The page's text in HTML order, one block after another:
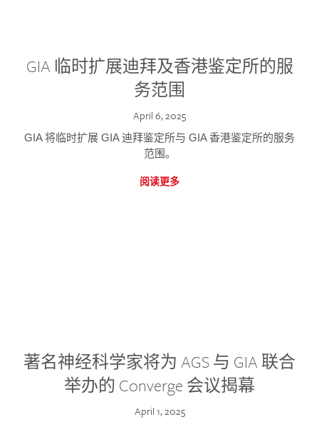
GIA 临时扩展迪拜及香港鉴定所的服
务范围
April 6, 2025
GIA 将临时扩展 GIA 迪拜鉴定所与 GIA 香港鉴定所的服务
范围。
阅读更多
著名神经科学家将为 AGS 与 GIA 联合
举办的 Converge 会议揭幕
April 1, 2025